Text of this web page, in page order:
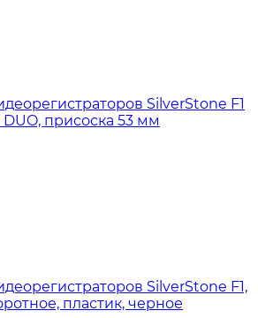
SilverStone F1
присоска 53 мм
SilverStone F1,
пластик, черное